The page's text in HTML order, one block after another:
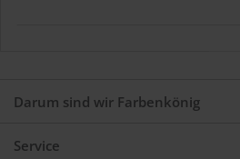
Darum sind wir Farbenkönig
Service